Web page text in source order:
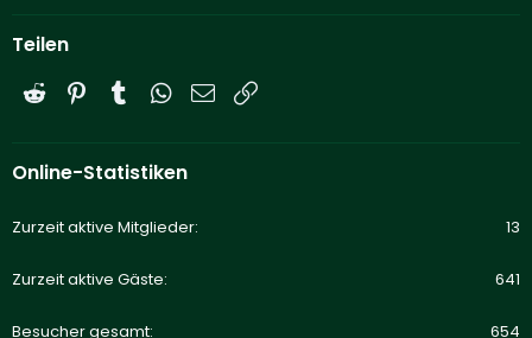
Teilen
Reddit PinterestTumblrWhatsApp
E-Mail
Online-Statistiken
Zurzeit aktive Mitglieder 13
Zurzeit aktive Gäste 641
Besucher gesamt 654